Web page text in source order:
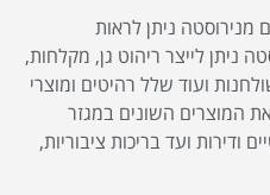
מנירוסטה ניתן לראות
ניתן לייצר ריהוט גן, מקלחות,
ועוד שלל רהיטים ומוצרי
המוצרים השונים במגזר
ודירות ועד בריכות ציבוריות,